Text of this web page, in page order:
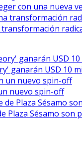
con una nueva
ganarán USD 10
nuevo spin-off
Plaza Sésamo son